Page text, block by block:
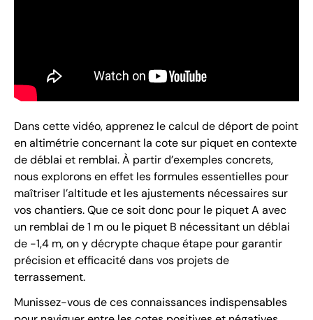
Dans cette vidéo, apprenez le calcul de déport de point
en altimétrie concernant la cote sur piquet en contexte
de déblai et remblai. À partir d’exemples concrets,
nous explorons en effet les formules essentielles pour
maîtriser l’altitude et les ajustements nécessaires sur
vos chantiers. Que ce soit donc pour le piquet A avec
un remblai de 1 m ou le piquet B nécessitant un déblai
de -1,4 m, on y décrypte chaque étape pour garantir
précision et efficacité dans vos projets de
terrassement.
Munissez-vous de ces connaissances indispensables